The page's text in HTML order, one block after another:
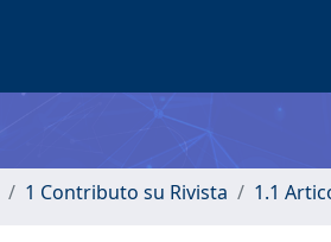
1 Contributo su Rivista 1.1